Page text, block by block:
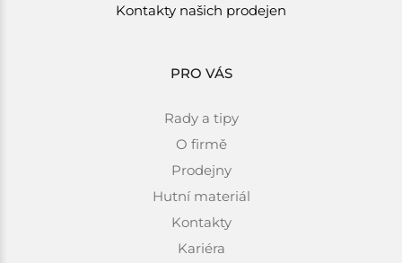
Kontakty našich prodejen
PRO VÁS
Rady a tipy
O firmě
Prodejny
Hutní materiál
Kontakty
Kariéra